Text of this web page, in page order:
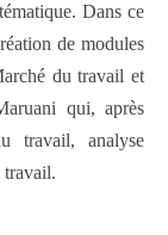
Dans ce
de modules
du travail et
qui, après
travail, analyse
travail.